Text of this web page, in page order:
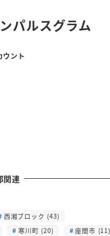
パルスグラム
ウント
関連
西湘ブロック (43)
寒川町 (20) 座間市 (11)